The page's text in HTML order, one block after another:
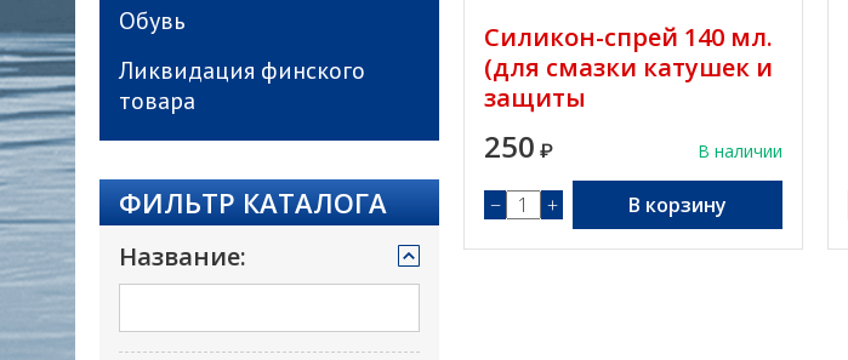
Обувь
Ликвидация финского
товара
ФИЛЬТР КАТАЛОГА
Название:
Силикон-спрей 140 мл.
(для смазки катушек и
защиты
250 ₽ В наличии
− + В корзину